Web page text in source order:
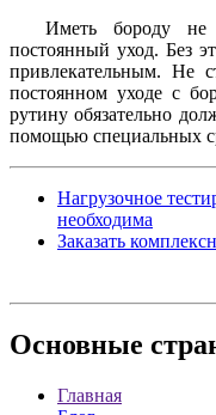
Иметь бороду
постоянный уход. Без
привлекательным. Не
постоянном уходе с
рутину обязательно
помощью специальных
Нагрузочное
необходима
Заказать
Основные
Главная